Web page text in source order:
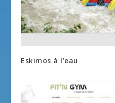
Eskimos à l’eau